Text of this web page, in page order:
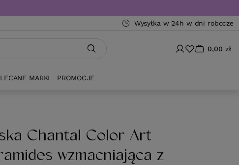
Wysyłka w 24h w dni robocze
0,00 zł
MARKI PROMOCJE
Chantal Color Art
wzmacniająca z